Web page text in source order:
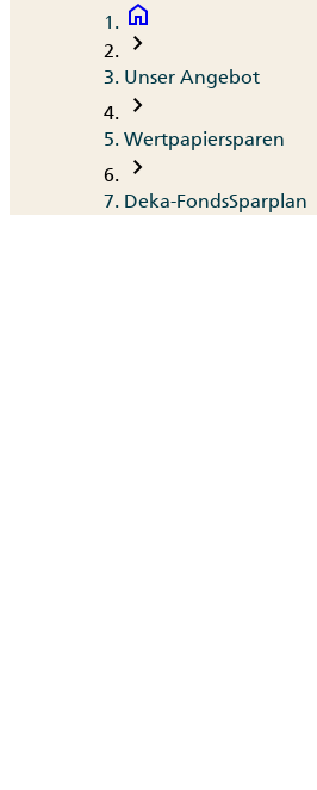
Breadcrumb
home
chevron_right
Unser Angebot
chevron_right
Wertpapiersparen
chevron_right
Deka-FondsSparplan